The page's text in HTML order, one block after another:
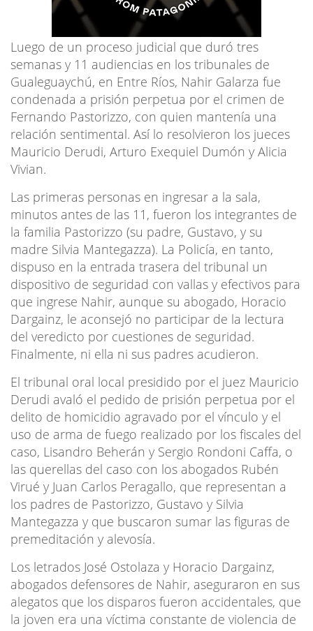
Luego de un proceso judicial que duró tres
semanas y 11 audiencias en los tribunales de
Gualeguaychú, en Entre Ríos, Nahir Galarza fue
condenada a prisión perpetua por el crimen de
Fernando Pastorizzo, con quien mantenía una
relación sentimental. Así lo resolvieron los jueces
Mauricio Derudi, Arturo Exequiel Dumón y Alicia
Vivian.
Las primeras personas en ingresar a la sala,
minutos antes de las 11, fueron los integrantes de
la familia Pastorizzo (su padre, Gustavo, y su
madre Silvia Mantegazza). La Policía, en tanto,
dispuso en la entrada trasera del tribunal un
dispositivo de seguridad con vallas y efectivos para
que ingrese Nahir, aunque su abogado, Horacio
Dargainz, le aconsejó no participar de la lectura
del veredicto por cuestiones de seguridad.
Finalmente, ni ella ni sus padres acudieron.
El tribunal oral local presidido por el juez Mauricio
Derudi avaló el pedido de prisión perpetua por el
delito de homicidio agravado por el vínculo y el
uso de arma de fuego realizado por los fiscales del
caso, Lisandro Beherán y Sergio Rondoni Caffa, o
las querellas del caso con los abogados Rubén
Virué y Juan Carlos Peragallo, que representan a
los padres de Pastorizzo, Gustavo y Silvia
Mantegazza y que buscaron sumar las figuras de
premeditación y alevosía.
Los letrados José Ostolaza y Horacio Dargainz,
abogados defensores de Nahir, aseguraron en sus
alegatos que los disparos fueron accidentales, que
la joven era una víctima constante de violencia de